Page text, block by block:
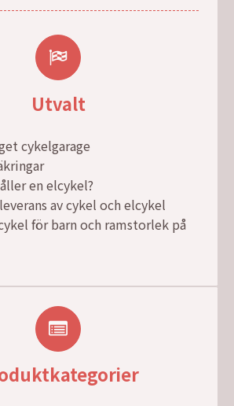
Utvalt
cykelgarage
en elcykel?
av cykel och elcykel
för barn och ramstorlek på